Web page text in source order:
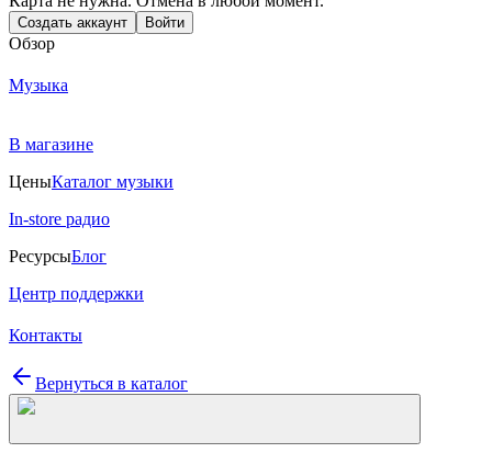
Создать аккаунт Войти
Обзор
Музыка
В магазине
ЦеныКаталог музыки
In-store радио
РесурсыБлог
Центр поддержки
Контакты
Вернуться в каталог